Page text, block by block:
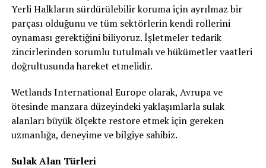
Yerli Halkların sürdürülebilir koruma için ayrılmaz bir
parçası olduğunu ve tüm sektörlerin kendi rollerini
oynaması gerektiğini biliyoruz. İşletmeler tedarik
zincirlerinden sorumlu tutulmalı ve hükümetler vaatleri
doğrultusunda hareket etmelidir.
Wetlands International Europe olarak, Avrupa ve
ötesinde manzara düzeyindeki yaklaşımlarla sulak
alanları büyük ölçekte restore etmek için gereken
uzmanlığa, deneyime ve bilgiye sahibiz.
Sulak Alan Türleri